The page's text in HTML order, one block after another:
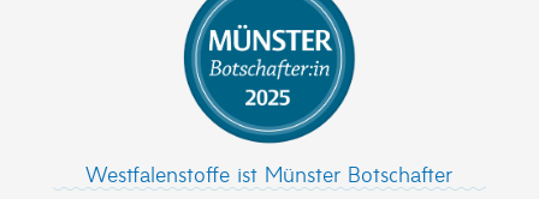
Westfalenstoffe ist Münster Botschafter